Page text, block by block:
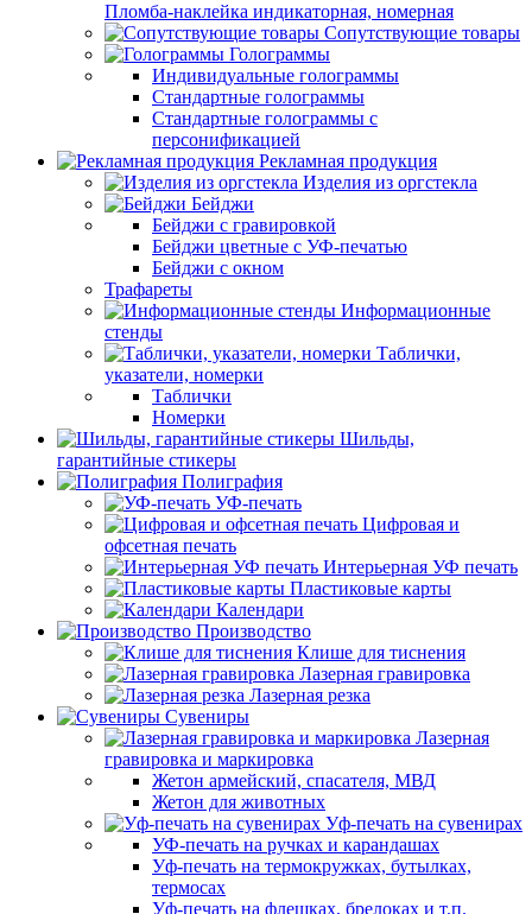
Пломба-наклейка индикаторная, номерная
Сопутствующие товары
Голограммы
Индивидуальные голограммы
Стандартные голограммы
Стандартные голограммы с
персонификацией
Рекламная продукция
Изделия из оргстекла
Бейджи
Бейджи с гравировкой
Бейджи цветные с УФ-печатью
Бейджи с окном
Трафареты
Информационные
стенды
Таблички,
указатели, номерки
Таблички
Номерки
Шильды,
гарантийные стикеры
Полиграфия
УФ-печать
Цифровая и
офсетная печать
Интерьерная УФ печать
Пластиковые карты
Календари
Производство
Клише для тиснения
Лазерная гравировка
Лазерная резка
Сувениры
Лазерная
гравировка и маркировка
Жетон армейский, спасателя, МВД
Жетон для животных
Уф-печать на сувенирах
УФ-печать на ручках и карандашах
Уф-печать на термокружках, бутылках,
термосах
Уф-печать на флешках, брелоках и т.п.